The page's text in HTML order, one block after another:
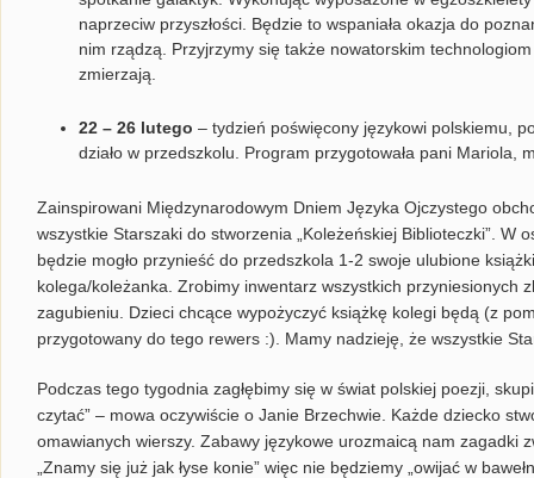
naprzeciw przyszłości. Będzie to wspaniała okazja do
nim rządzą. Przyjrzymy się także nowatorskim
zmierzają.
22 – 26 lutego – tydzień poświęcony językowi polskiemu,
działo w przedszkolu. Program przygotowała pani Mariola,
Zainspirowani Międzynarodowym Dniem Języka Ojczystego
wszystkie Starszaki do stworzenia „Koleżeńskiej Biblioteczki”. W
będzie mogło przynieść do przedszkola 1-2 swoje ulubione
kolega/koleżanka. Zrobimy inwentarz wszystkich przyniesionych
zagubieniu. Dzieci chcące wypożyczyć książkę kolegi będą (z
przygotowany do tego rewers :). Mamy nadzieję, że wszystkie
Podczas tego tygodnia zagłębimy się w świat polskiej poezji,
czytać” – mowa oczywiście o Janie Brzechwie. Każde dziecko
omawianych wierszy. Zabawy językowe urozmaicą nam zagadki
„Znamy się już jak łyse konie” więc nie będziemy „owijać w